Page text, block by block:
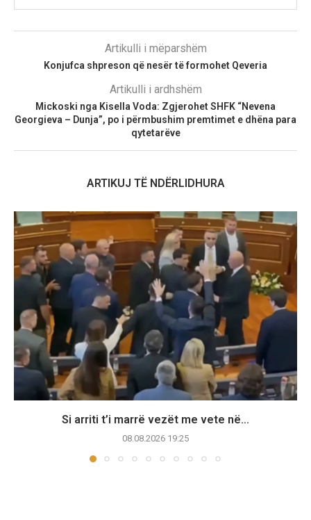
Artikulli i mëparshëm
Konjufca shpreson që nesër të formohet Qeveria
Artikulli i ardhshëm
Mickoski nga Kisella Voda: Zgjerohet SHFK “Nevena
Georgieva – Dunja”, po i përmbushim premtimet e dhëna para
qytetarëve
ARTIKUJ TË NDËRLIDHURA
Si arriti t’i marrë vezët me vete në...
08.08.2026 19:25